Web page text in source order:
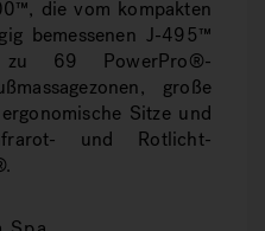
die vom kompakten
bemessenen J-495™
69 PowerPro®-
große
Sitze und
und Rotlicht-